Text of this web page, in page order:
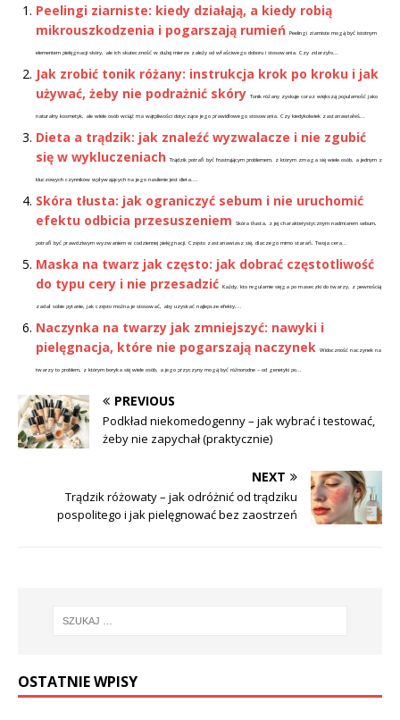
Peelingi ziarniste: kiedy działają, a kiedy robią
mikrouszkodzenia i pogarszają rumień Peelingi ziarniste mogą być istotnym
elementem pielęgnacji skóry, ale ich skuteczność w dużej mierze zależy od właściwego doboru i stosowania. Czy zdarzyło...
Jak zrobić tonik różany: instrukcja krok po kroku i jak
używać, żeby nie podrażnić skóry Tonik różany zyskuje coraz większą popularność jako
naturalny kosmetyk, ale wiele osób wciąż ma wątpliwości dotyczące jego prawidłowego stosowania. Czy kiedykolwiek zastanawiałeś...
Dieta a trądzik: jak znaleźć wyzwalacze i nie zgubić
się w wykluczeniach
Trądzik potrafi być frustrującym problemem, z którym zmaga się wiele osób, a jednym z
kluczowych czynników wpływających na jego nasilenie jest dieta....
Skóra tłusta: jak ograniczyć sebum i nie uruchomić
efektu odbicia przesuszeniem
Skóra tłusta, z jej charakterystycznym nadmiarem sebum,
potrafi być prawdziwym wyzwaniem w codziennej pielęgnacji. Często zastanawiasz się, dlaczego mimo starań, Twoja cera...
Maska na twarz jak często: jak dobrać częstotliwość
do typu cery i nie przesadzić Każdy, kto regularnie sięga po maseczki do twarzy, z pewnością
zadał sobie pytanie, jak często można je stosować, aby uzyskać najlepsze efekty,...
Naczynka na twarzy jak zmniejszyć: nawyki i
pielęgnacja, które nie pogarszają naczynek Widoczność naczynek na
twarzy to problem, z którym boryka się wiele osób, a jego przyczyny mogą być różnorodne – od genetyki po...
PREVIOUS
Podkład niekomedogenny – jak wybrać i testować,
żeby nie zapychał (praktycznie)
NEXT
Trądzik różowaty – jak odróżnić od trądziku
pospolitego i jak pielęgnować bez zaostrzeń
OSTATNIE WPISY